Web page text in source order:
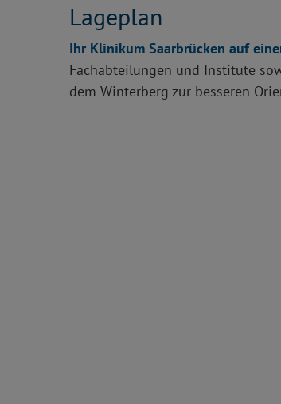
Lageplan
Ihr Klinikum Saarbrücken auf
Fachabteilungen und Institute
dem Winterberg zur besseren